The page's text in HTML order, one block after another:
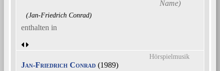
(Jan-Friedrich Conrad)
enthalten in
Hörspielmusik
Jan-Friedrich Conrad (1989)